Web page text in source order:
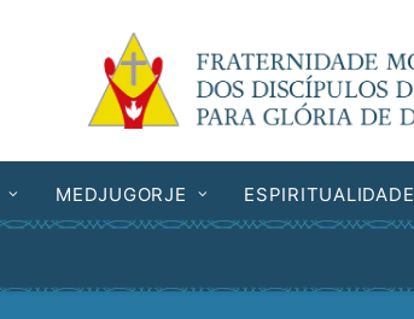
MEDJUGORJE ESPIRITUALIDADE